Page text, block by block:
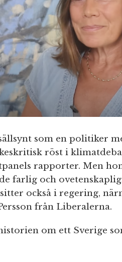
som en politiker
röst i
rapporter. Men
farlig och
också i regering,
från Liberalerna.
om ett Sverige